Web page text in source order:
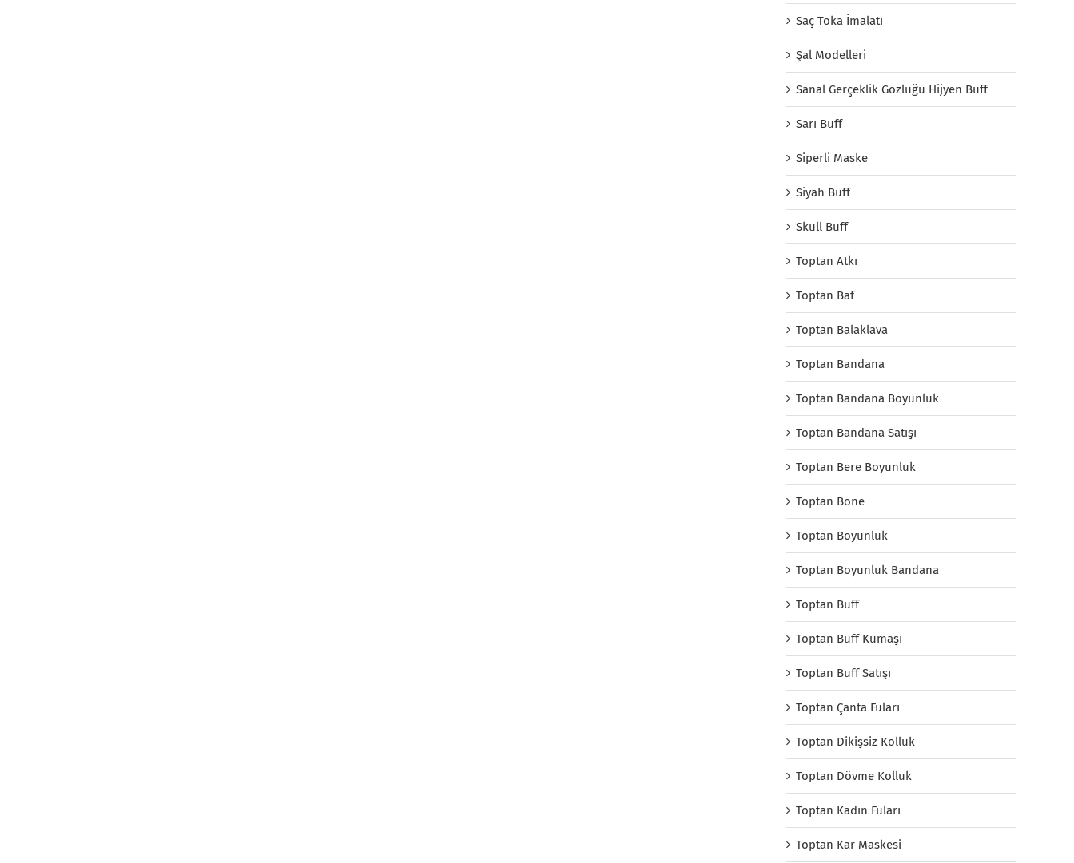
Saç Toka İmalatı
Şal Modelleri
Sanal Gerçeklik Gözlüğü Hijyen Buff
Sarı Buff
Siperli Maske
Siyah Buff
Skull Buff
Toptan Atkı
Toptan Baf
Toptan Balaklava
Toptan Bandana
Toptan Bandana Boyunluk
Toptan Bandana Satışı
Toptan Bere Boyunluk
Toptan Bone
Toptan Boyunluk
Toptan Boyunluk Bandana
Toptan Buff
Toptan Buff Kumaşı
Toptan Buff Satışı
Toptan Çanta Fuları
Toptan Dikişsiz Kolluk
Toptan Dövme Kolluk
Toptan Kadın Fuları
Toptan Kar Maskesi